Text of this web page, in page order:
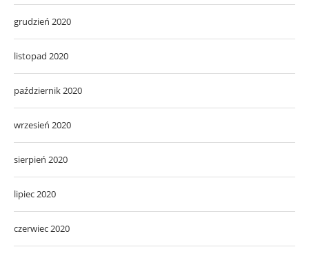
grudzień 2020
listopad 2020
październik 2020
wrzesień 2020
sierpień 2020
lipiec 2020
czerwiec 2020